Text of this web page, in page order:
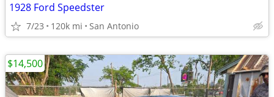
1928 Ford Speedster
7/23 120k mi San Antonio
$14,500